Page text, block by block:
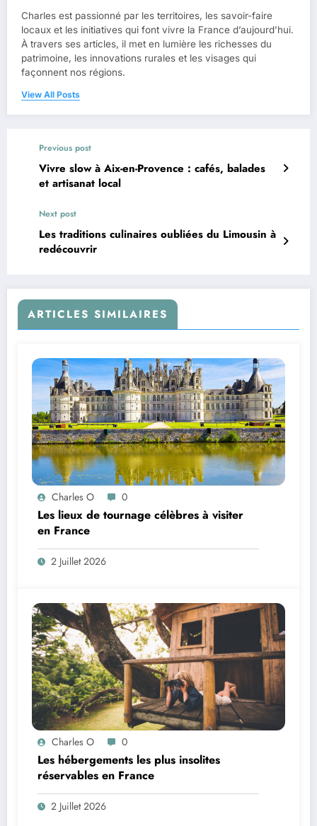
Charles est passionné par les territoires, les savoir-faire
locaux et les initiatives qui font vivre la France d’aujourd’hui.
À travers ses articles, il met en lumière les richesses du
patrimoine, les innovations rurales et les visages qui
façonnent nos régions.
View All Posts
Previous post
Vivre slow à Aix-en-Provence : cafés, balades
et artisanat local
Next post
Les traditions culinaires oubliées du Limousin à
redécouvrir
ARTICLES SIMILAIRES
Charles O 0
Les lieux de tournage célèbres à visiter
en France
2 Juillet 2026
Charles O 0
Les hébergements les plus insolites
réservables en France
2 Juillet 2026